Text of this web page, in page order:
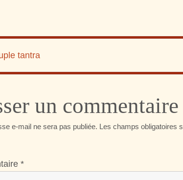
tantra
un commentaire
e-mail ne sera pas publiée. Les champs obligatoires
*